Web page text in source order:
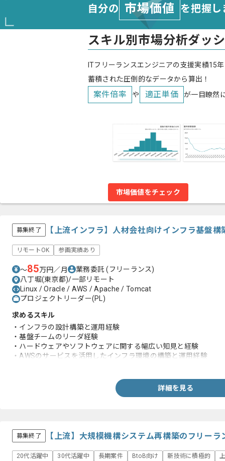
自分の 市場価値 を把握
スキル別市場分析ダッ
ITフリーランスエンジニアの支援実績15
蓄積された圧倒的なデータから算出！
案件倍率 や 適正単価 が一目瞭然
市場価値をチェック
募集終了 【上流インフラ】人材会社向けインフラ基盤
リモートOK 参画実績あり
〜85万円／月 業務委託(フリーランス)
八丁堀(東京都)/一部リモート
Linux / Oracle / AWS / Apache / Tomcat
プロジェクトリーダー(PL)
求めるスキル
・インフラの設計構築と運用経験
・基盤チームのリーダ経験
・ハードウェアやソフトウェアに関する幅広い知見と経験
・AWSのサービスを活用したインフラ環境の構築と運用経験
詳細を見る
募集終了 【上流】大規模機構システム再構築のフリー
20代活躍中 30代活躍中 長期案件 BtoB向け 新技術に積極的